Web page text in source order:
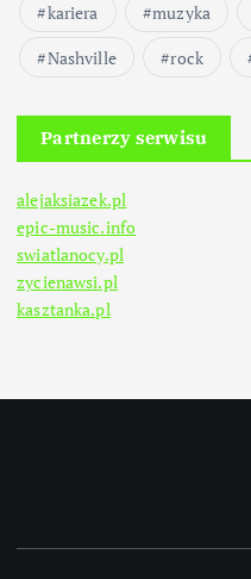
kariera
muzyka
Nashville
rock
Partnerzy serwisu
alejaksiazek.pl
epic-music.info
swiatlanocy.pl
zycienawsi.pl
kasztanka.pl